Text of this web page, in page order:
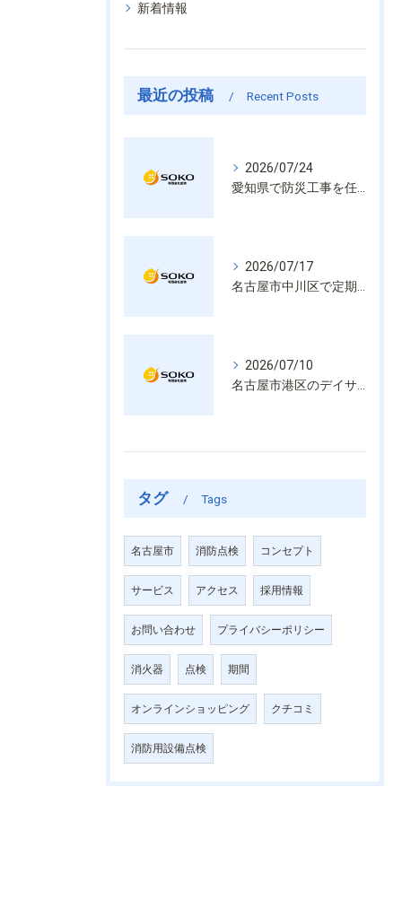
新着情報
最近の投稿 Recent Posts
2026/07/24
2026/07/17
2026/07/10
タグ Tags
名古屋市 消防点検 コンセプト
サービス アクセス 採用情報
お問い合わせ プライバシーポリシー
消火器 点検 期間
オンラインショッピング クチコミ
消防用設備点検